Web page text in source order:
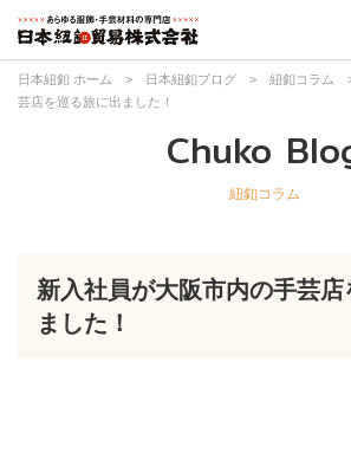
日本紐釦 ホーム > 日本紐釦ブログ > 紐釦コラム
芸店を巡る旅に出ました！
Chuko
紐釦コラム
新入社員が大阪市内の手芸店
ました！